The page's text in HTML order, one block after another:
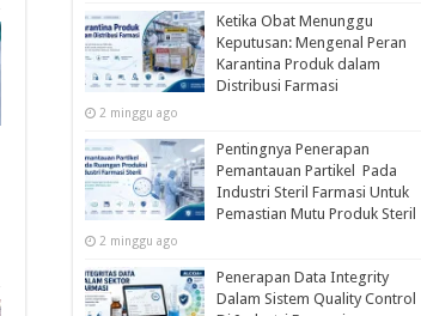
Ketika Obat Menunggu
Keputusan: Mengenal Peran
Karantina Produk dalam
Distribusi Farmasi
2 minggu ago
Pentingnya Penerapan
Pemantauan Partikel Pada
Industri Steril Farmasi Untuk
Pemastian Mutu Produk Steril
2 minggu ago
Penerapan Data Integrity
Dalam Sistem Quality Control